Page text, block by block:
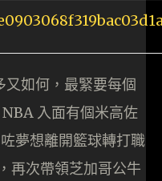
又如何，最緊要每個
入面有個米高佐
夢想離開籃球轉打職
再次帶領芝加哥公牛